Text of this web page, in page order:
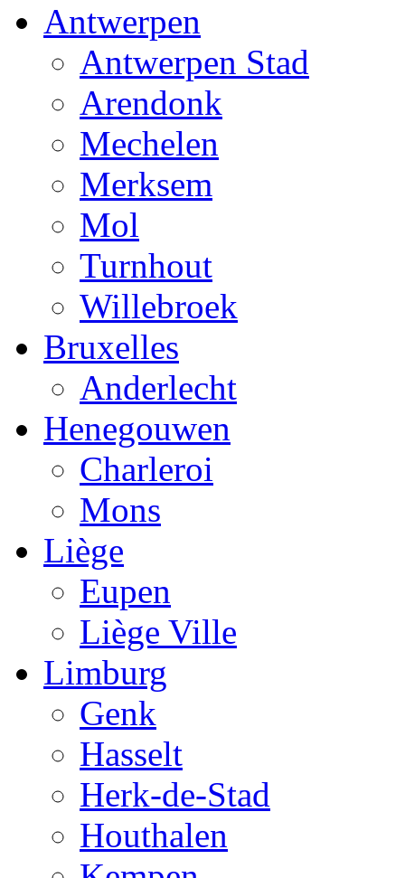
Antwerpen
Antwerpen Stad
Arendonk
Mechelen
Merksem
Mol
Turnhout
Willebroek
Bruxelles
Anderlecht
Henegouwen
Charleroi
Mons
Liège
Eupen
Liège Ville
Limburg
Genk
Hasselt
Herk-de-Stad
Houthalen